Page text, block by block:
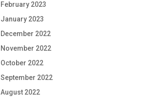
February 2023
January 2023
December 2022
November 2022
October 2022
September 2022
August 2022